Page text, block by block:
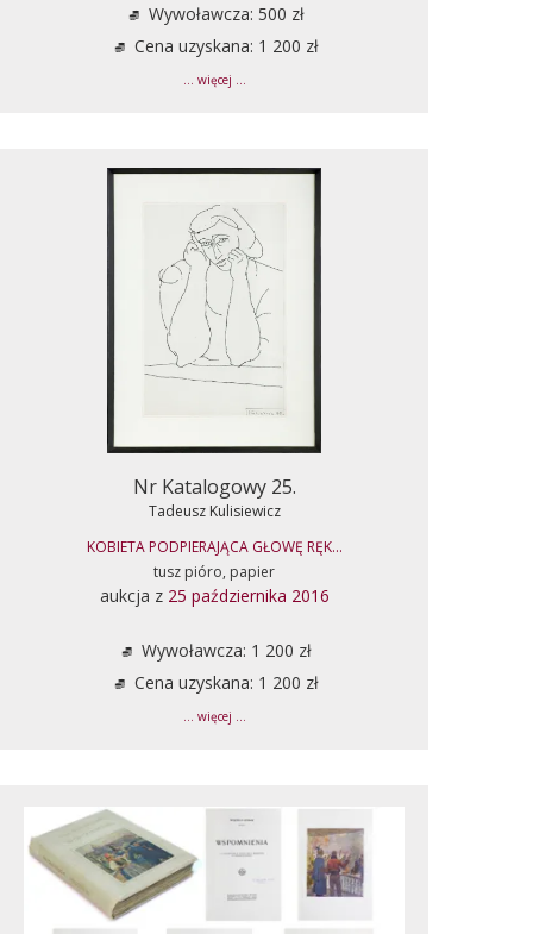
Wywoławcza: 500 zł
Cena uzyskana: 1 200 zł
... więcej ...
Nr Katalogowy 25.
Tadeusz Kulisiewicz
KOBIETA PODPIERAJĄCA GŁOWĘ RĘK...
tusz pióro, papier
aukcja z 25 października 2016
Wywoławcza: 1 200 zł
Cena uzyskana: 1 200 zł
... więcej ...